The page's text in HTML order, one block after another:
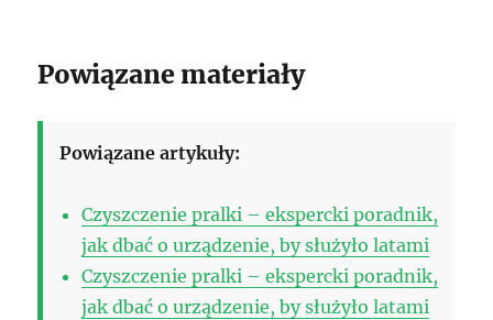
Powiązane materiały
Powiązane artykuły:
Czyszczenie pralki – ekspercki poradnik,
jak dbać o urządzenie, by służyło latami
Czyszczenie pralki – ekspercki poradnik,
jak dbać o urządzenie, by służyło latami